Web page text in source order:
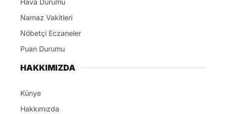
Hava Durumu
Namaz Vakitleri
Nöbetçi Eczaneler
Puan Durumu
HAKKIMIZDA
Künye
Hakkımızda